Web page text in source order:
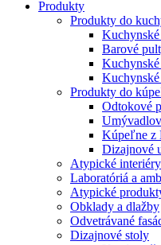
Produkty
Produkty do
Barové
Produkty do
Odtokové
Kúpeľne z
Dizajnové
Atypické
Laboratóriá a
Atypické
Obklady a dlažby
Odvetrávané
Dizajnové stoly